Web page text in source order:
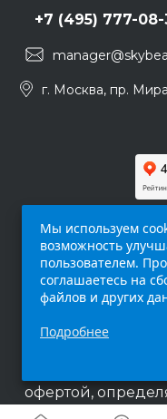
+7 (495) 777-08-
г. Москва, пр.
интернет-
исключительно
ни при каких
офертой,
437 п.2
Мы используем
возможность
пользователем.
соглашаетесь на
файлов и других
Подробнее